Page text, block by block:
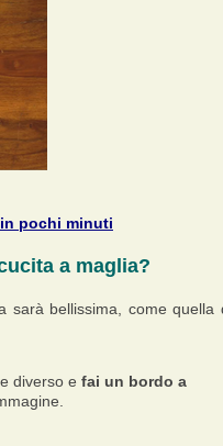
pochi minuti
a maglia?
sarà bellissima, come quella
diverso e fai un bordo a